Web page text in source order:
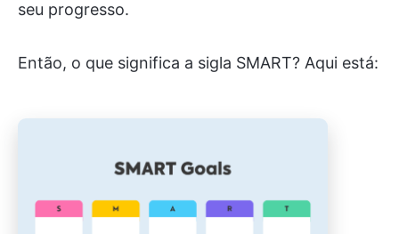
seu progresso.
Então, o que significa a sigla SMART? Aqui está: